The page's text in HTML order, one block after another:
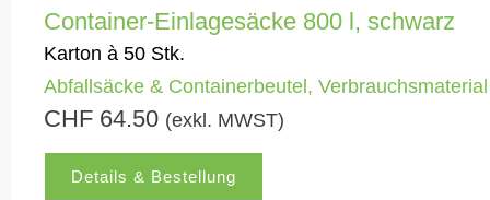
Container-Einlagesäcke 800 l, schwarz
Karton à 50 Stk.
Abfallsäcke & Containerbeutel,
CHF 64.50 (exkl. MWST)
Details & Bestellung